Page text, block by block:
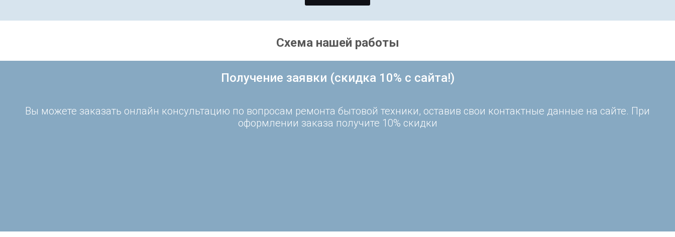
Схема нашей работы
Получение заявки (скидка 10% с сайта!)
Вы можете заказать онлайн консультацию по вопросам ремонта бытовой техники, оставив свои контактные данные на сайте. При
оформлении заказа получите 10% скидки